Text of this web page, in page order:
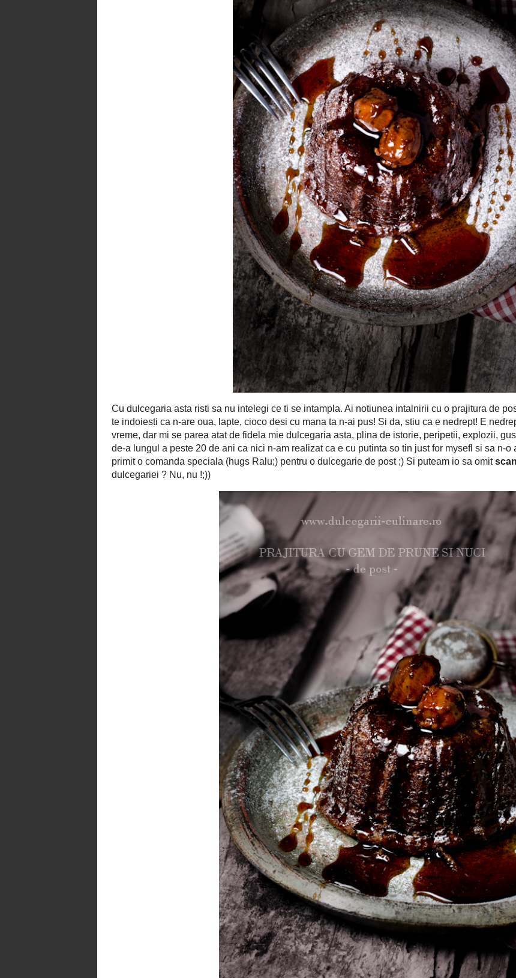
Cu dulcegaria asta risti sa nu intelegi ce ti se intampla. Ai notiunea intalnirii cu o prajitura de post, in
schimb perceptia gustului te face sa te indoiesti ca n-are oua, lapte, cioco desi cu mana ta n-ai pus! Si
da, stiu ca e nedrept! E nedrept c-am tinut-o ascunsa atata amar de vreme, dar mi se parea atat de
fidela mie dulcegaria asta, plina de istorie, peripetii, explozii, gusturi si arome pecetluite intre mine si
ea de-a lungul a peste 20 de ani ca nici n-am realizat ca e cu putinta so tin just for mysefl si sa n-o
de post ;) Si puteam io sa omitscanduricile magice